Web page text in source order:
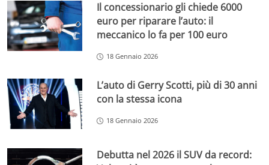
Il concessionario gli chiede 6000
euro per riparare l’auto: il
meccanico lo fa per 100 euro
18 Gennaio 2026
L’auto di Gerry Scotti, più di 30 anni
con la stessa icona
18 Gennaio 2026
Debutta nel 2026 il SUV da record: